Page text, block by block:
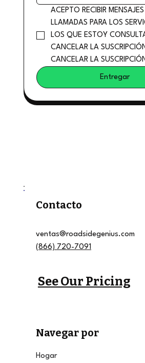
ACEPTO RECIBIR
LLAMADAS PARA LOS
LOS QUE ESTOY
CANCELAR LA
CANCELAR LA
Entregar
Contacto
ventas@roadsidegenius.com
(866) 720-7091
See Our Pricing
Navegar por
Hogar